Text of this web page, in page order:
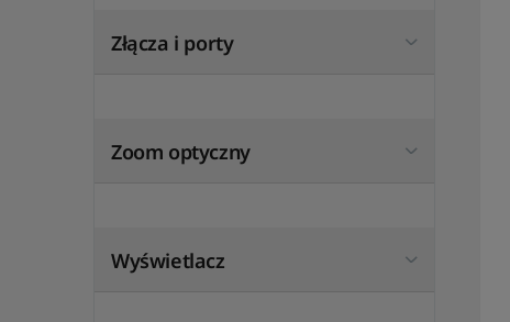
Złącza i porty
Zoom optyczny
Wyświetlacz